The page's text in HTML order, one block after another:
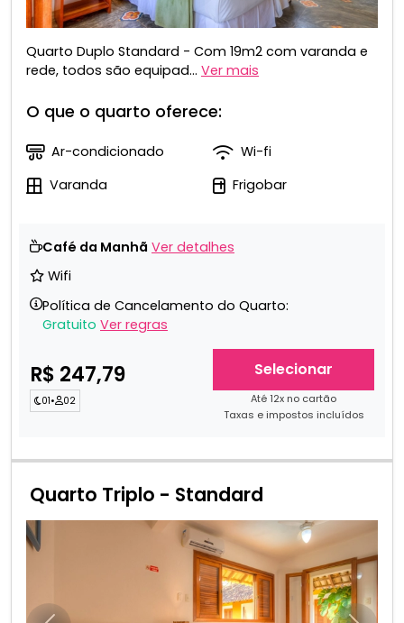
Quarto Duplo Standard - Com 19m2 com varanda e
rede, todos são equipad... Ver mais
O que o quarto oferece:
Ar-condicionado
Wi-fi
Varanda
Frigobar
Café da Manhã Ver detalhes
Wifi
Política de Cancelamento do Quarto:
Gratuito Ver regras
R$ 247,79
01• 02
Selecionar
Até 12x no cartão
Taxas e impostos incluídos
Quarto Triplo - Standard